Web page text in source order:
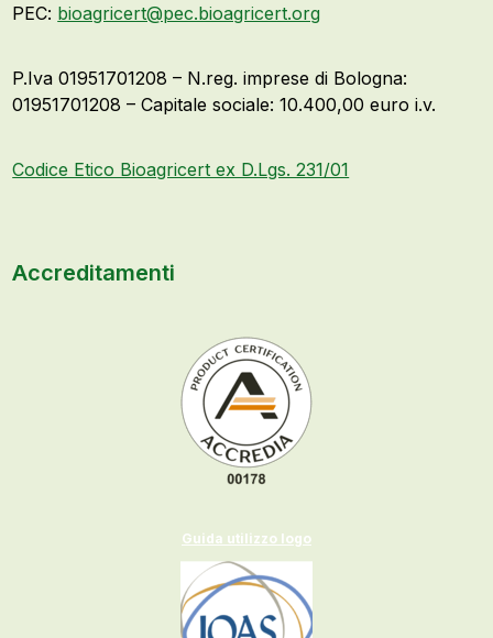
PEC: bioagricert@pec.bioagricert.org
P.Iva 01951701208 – N.reg. imprese di Bologna:
01951701208 – Capitale sociale: 10.400,00 euro i.v.
Codice Etico Bioagricert ex D.Lgs. 231/01
Accreditamenti
Guida utilizzo logo